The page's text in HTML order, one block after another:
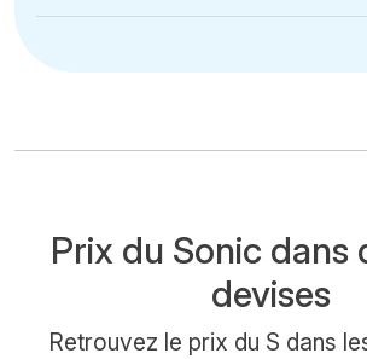
Prix du Sonic dans
devises
Retrouvez le prix du S dans